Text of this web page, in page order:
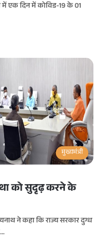
एक दिन में कोविड-19 के 01
मुख्यमंत्री
को सुदृढ़ करने के
ने कहा कि राज्य सरकार दुग्ध